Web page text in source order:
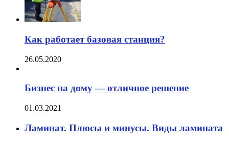
Как работает базовая станция?
26.05.2020
Бизнес на дому — отличное решение
01.03.2021
Ламинат. Плюсы и минусы. Виды ламината